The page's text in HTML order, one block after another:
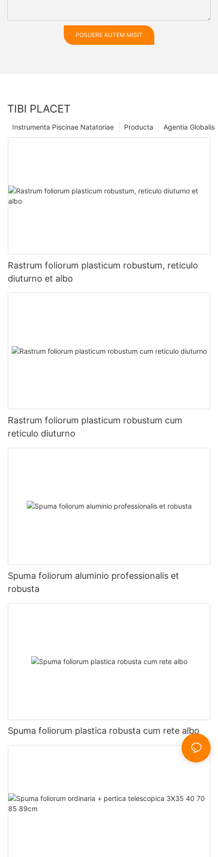
POSUERE AUTEM MISIT
TIBI PLACET
Agentia Globalis
Producta
Instrumenta Piscinae Natatoriae
Rastrum foliorum plasticum robustum, reticulo
diuturno et albo
Rastrum foliorum plasticum robustum cum
reticulo diuturno
Spuma foliorum aluminio professionalis et
robusta
Spuma foliorum plastica robusta cum rete albo